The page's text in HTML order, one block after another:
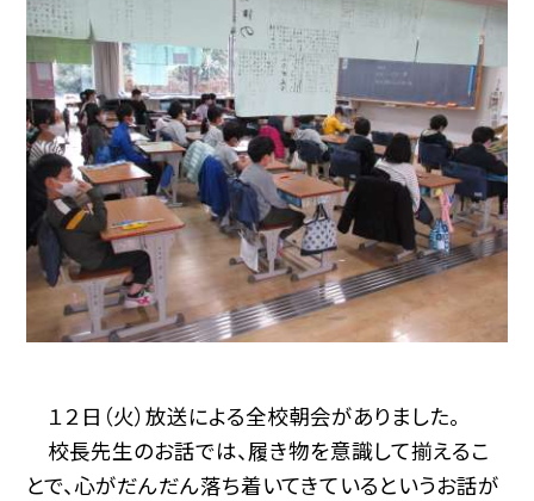
１２日（火）放送による全校朝会がありました。
校長先生のお話では、履き物を意識して揃えるこ
とで、心がだんだん落ち着いてきているというお話が